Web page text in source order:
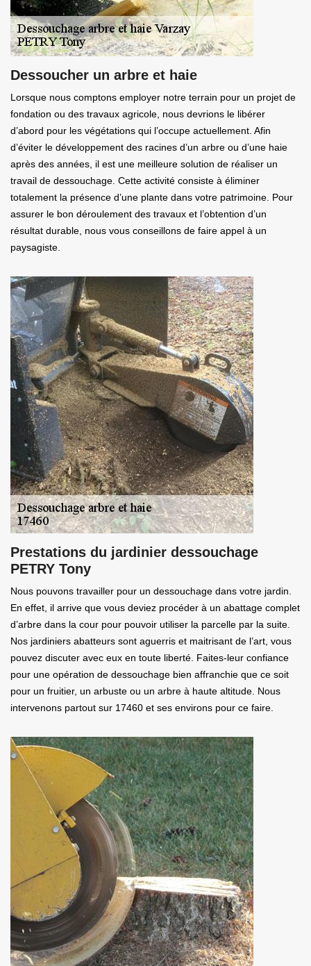
Dessoucher un arbre et haie
Lorsque nous comptons employer notre terrain pour un projet de
fondation ou des travaux agricole, nous devrions le libérer
d’abord pour les végétations qui l’occupe actuellement. Afin
d’éviter le développement des racines d’un arbre ou d’une haie
après des années, il est une meilleure solution de réaliser un
travail de dessouchage. Cette activité consiste à éliminer
totalement la présence d’une plante dans votre patrimoine. Pour
assurer le bon déroulement des travaux et l’obtention d’un
résultat durable, nous vous conseillons de faire appel à un
paysagiste.
Prestations du jardinier dessouchage
PETRY Tony
Nous pouvons travailler pour un dessouchage dans votre jardin.
En effet, il arrive que vous deviez procéder à un abattage complet
d’arbre dans la cour pour pouvoir utiliser la parcelle par la suite.
Nos jardiniers abatteurs sont aguerris et maitrisant de l’art, vous
pouvez discuter avec eux en toute liberté. Faites-leur confiance
pour une opération de dessouchage bien affranchie que ce soit
pour un fruitier, un arbuste ou un arbre à haute altitude. Nous
intervenons partout sur 17460 et ses environs pour ce faire.